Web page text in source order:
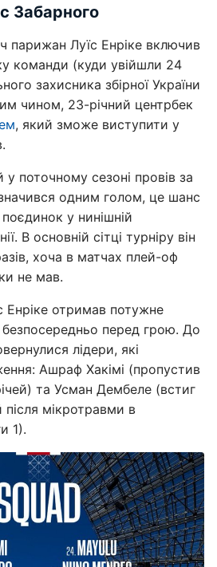
Забарного
парижан Луїс Енріке включив
команди (куди увійшли 24
захисника збірної України
чином, 23-річний центрбек
, який зможе виступити у
поточному сезоні провів за
одним голом, це шанс
у нинішній
В основній сітці турніру він
хоча в матчах плей-оф
не мав.
Енріке отримав потужне
безпосередньо перед грою. До
лідери, які
Ашраф Хакімі (пропустив
та Усман Дембеле (встиг
після мікротравми в
1).